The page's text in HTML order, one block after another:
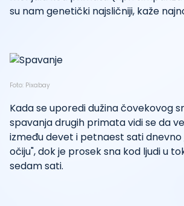
su nam genetički najsličniji, kaže
Foto: Pixabay
Kada se uporedi dužina čovekovog
spavanja drugih primata vidi se da
između devet i petnaest sati dnevno
očiju", dok je prosek sna kod ljudi u
sedam sati.